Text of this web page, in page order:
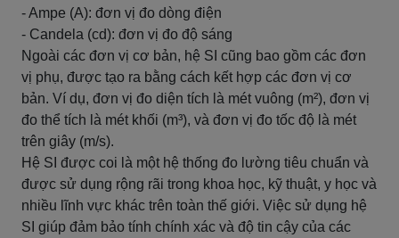
- Ampe (A): đơn vị đo dòng điện
- Candela (cd): đơn vị đo độ sáng
Ngoài các đơn vị cơ bản, hệ SI cũng bao gồm các đơn
vị phụ, được tạo ra bằng cách kết hợp các đơn vị cơ
bản. Ví dụ, đơn vị đo diện tích là mét vuông (m²), đơn vị
đo thể tích là mét khối (m³), và đơn vị đo tốc độ là mét
trên giây (m/s).
Hệ SI được coi là một hệ thống đo lường tiêu chuẩn và
được sử dụng rộng rãi trong khoa học, kỹ thuật, y học và
nhiều lĩnh vực khác trên toàn thế giới. Việc sử dụng hệ
SI giúp đảm bảo tính chính xác và độ tin cậy của các